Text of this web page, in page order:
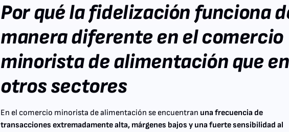
Por qué la fidelización funciona
manera diferente en el comercio
minorista de alimentación que en
otros sectores
En el comercio minorista de alimentación se encuentran una frecuencia de
transacciones extremadamente alta, márgenes bajos y una fuerte sensibilidad al